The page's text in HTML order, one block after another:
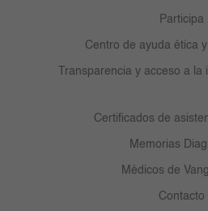
Participa
Centro de ayuda ética
Transparencia y acceso a
Certificados de
Memorias
Médicos de
Contacto